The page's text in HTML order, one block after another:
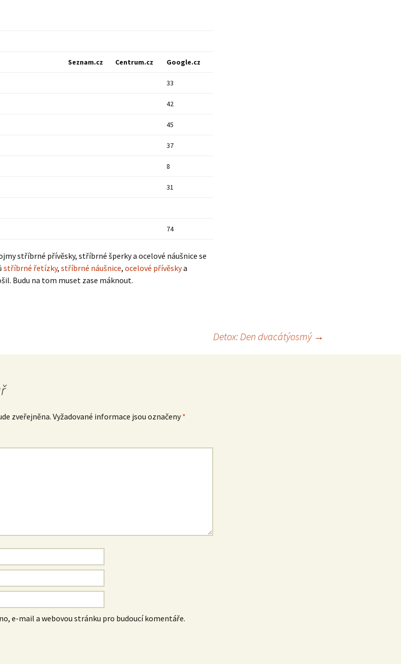
Seznam.cz Centrum.cz Google.cz
33
42
45
37
8
31
74
stříbrné přívěsky, stříbrné šperky a ocelové náušnice se
stříbrné řetízky, stříbrné náušnice, ocelové přívěskya
Budu na tom muset zase máknout.
Detox: Den dvacátýosmý →
zveřejněna. Vyžadované informace jsou označeny*
e-mail a webovou stránku pro budoucí komentáře.